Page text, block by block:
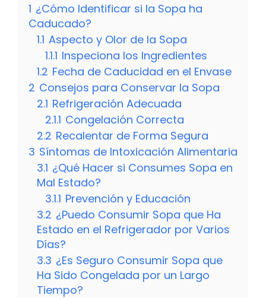
1 ¿Cómo Identificar si la Sopa ha
Caducado?
1.1 Aspecto y Olor de la Sopa
1.1.1 Inspeciona los Ingredientes
1.2 Fecha de Caducidad en el Envase
2 Consejos para Conservar la Sopa
2.1 Refrigeración Adecuada
2.1.1 Congelación Correcta
2.2 Recalentar de Forma Segura
3 Síntomas de Intoxicación Alimentaria
3.1 ¿Qué Hacer si Consumes Sopa en
Mal Estado?
3.1.1 Prevención y Educación
3.2 ¿Puedo Consumir Sopa que Ha
Estado en el Refrigerador por Varios
Días?
3.3 ¿Es Seguro Consumir Sopa que
Ha Sido Congelada por un Largo
Tiempo?